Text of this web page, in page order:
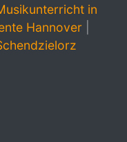
in
Hannover